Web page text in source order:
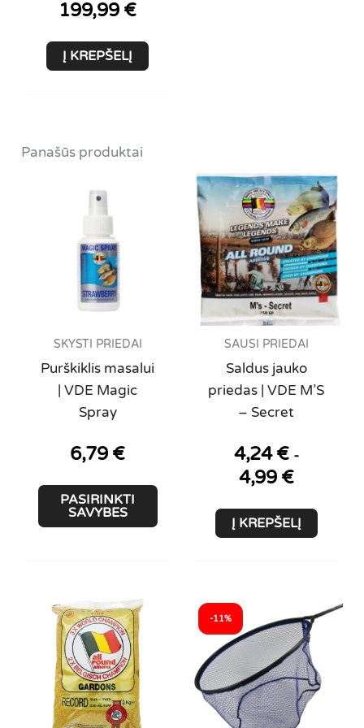
199,99 €
Į KREPŠELĮ
Panašūs produktai
SKYSTI PRIEDAI
Purškiklis masalui
| VDE Magic
Spray
6,79 €
PASIRINKTI
SAVYBES
This
chosen
SAUSI PRIEDAI
Saldus jauko
priedas | VDE M’S
– Secret
4,24€ -
4,99 €
Į KREPŠELĮ
-11%